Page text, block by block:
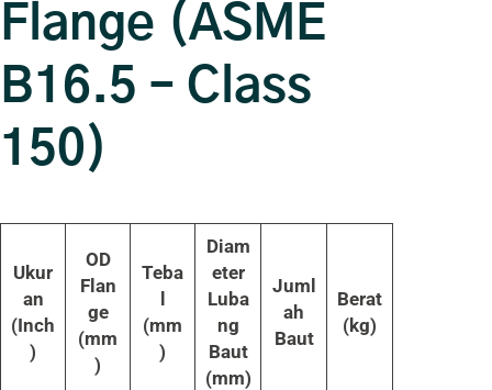
Flange (ASME
B16.5 – Class
150)
Ukur
an
(Inch
)
OD
Flan
ge
(mm
)
Teba
l
(mm
)
Diam
eter
Luba
ng
Baut
(mm)
Juml
ah
Baut
Berat
(kg)